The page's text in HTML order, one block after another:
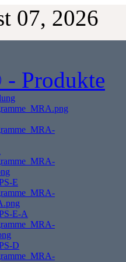
07, 2026
Produkte
E
E-A
D